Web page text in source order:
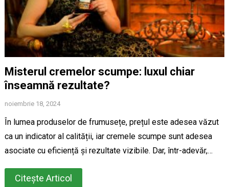
Misterul cremelor scumpe: luxul chiar
înseamnă rezultate?
noiembrie 18, 2024
În lumea produselor de frumusețe, prețul este adesea văzut
ca un indicator al calității, iar cremele scumpe sunt adesea
asociate cu eficiență și rezultate vizibile. Dar, într-adevăr,…
Citește Articol